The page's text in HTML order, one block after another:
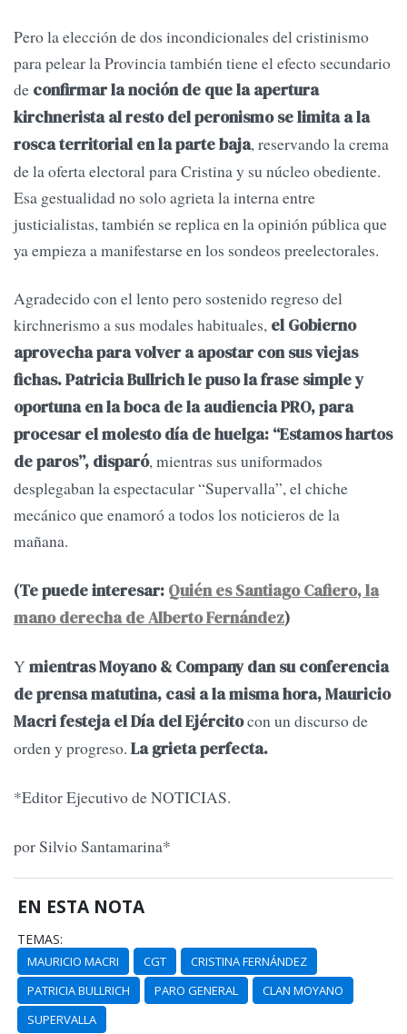
Pero la elección de dos incondicionales del cristinismo
para pelear la Provincia también tiene el efecto secundario
de confirmar la noción de que la apertura
kirchnerista al resto del peronismo se limita a la
rosca territorial en la parte baja, reservando la crema
de la oferta electoral para Cristina y su núcleo obediente.
Esa gestualidad no solo agrieta la interna entre
justicialistas, también se replica en la opinión pública que
ya empieza a manifestarse en los sondeos preelectorales.
Agradecido con el lento pero sostenido regreso del
kirchnerismo a sus modales habituales, el Gobierno
aprovecha para volver a apostar con sus viejas
fichas. Patricia Bullrich le puso la frase simple y
oportuna en la boca de la audiencia PRO, para
procesar el molesto día de huelga: “Estamos hartos
de paros”, disparó, mientras sus uniformados
desplegaban la espectacular “Supervalla”, el chiche
mecánico que enamoró a todos los noticieros de la
mañana.
(Te puede interesar: Quién es Santiago Cafiero, la
mano derecha de Alberto Fernández)
Ymientras Moyano & Company dan su conferencia
de prensa matutina, casi a la misma hora, Mauricio
Macri festeja el Día del Ejércitocon un discurso de
orden y progreso. La grieta perfecta.
*Editor Ejecutivo de NOTICIAS.
por Silvio Santamarina*
EN ESTA NOTA
TEMAS:
MAURICIO MACRI CGT
CRISTINA FERNÁNDEZ
PATRICIA BULLRICH
PARO GENERAL
CLAN MOYANO
SUPERVALLA